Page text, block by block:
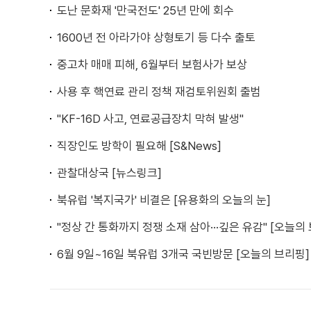
도난 문화재 '만국전도' 25년 만에 회수
1600년 전 아라가야 상형토기 등 다수 출토
중고차 매매 피해, 6월부터 보험사가 보상
사용 후 핵연료 관리 정책 재검토위원회 출범
"KF-16D 사고, 연료공급장치 막혀 발생"
직장인도 방학이 필요해 [S&News]
관찰대상국 [뉴스링크]
북유럽 '복지국가' 비결은 [유용화의 오늘의 눈]
"정상 간 통화까지 정쟁 소재 삼아···깊은 유감" [오늘의
6월 9일~16일 북유럽 3개국 국빈방문 [오늘의 브리핑]